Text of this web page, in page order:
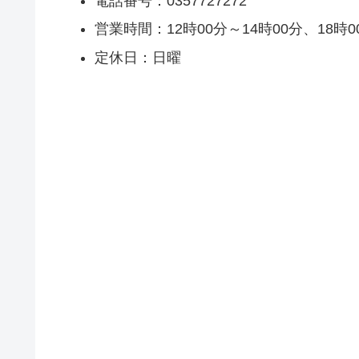
営業時間：12時00分～14時00分、18時
定休日：日曜